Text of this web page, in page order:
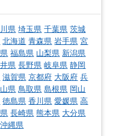
県 埼玉県 千葉県 茨城
北海道 青森県 岩手県 宮
福島県 山梨県 新潟県
県 長野県 岐阜県 静岡
滋賀県 京都府 大阪府 兵
県 鳥取県 島根県 岡山
徳島県 香川県 愛媛県 高
長崎県 熊本県 大分県
沖縄県